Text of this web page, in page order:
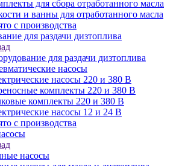
для сбора отработанного масла
и ванны для отработанного масла
с производства
для раздачи дизтоплива
для раздачи дизтоплива
насосы
насосы 220 и 380 В
комплекты 220 и 380 В
комплекты 220 и 380 В
насосы 12 и 24 В
с производства
насосы